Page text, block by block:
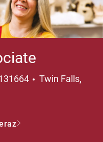
Lokalizacja
Twin Falls,